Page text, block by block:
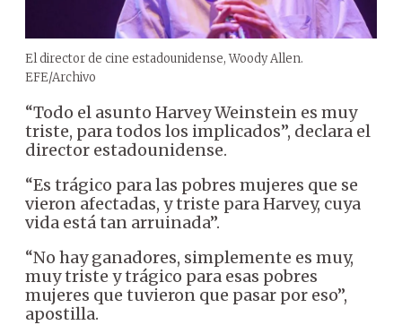
El director de cine estadounidense, Woody Allen.
EFE/Archivo
“Todo el asunto Harvey Weinstein es muy
triste, para todos los implicados”, declara el
director estadounidense.
“Es trágico para las pobres mujeres que se
vieron afectadas, y triste para Harvey, cuya
vida está tan arruinada”.
“No hay ganadores, simplemente es muy,
muy triste y trágico para esas pobres
mujeres que tuvieron que pasar por eso”,
apostilla.